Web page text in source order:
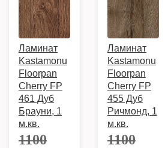
Ламинат
Kastamonu
Floorpan
Cherry FP
461 Дуб
Брауни, 1
м.кв.
1100
Ламинат
Kastamonu
Floorpan
Cherry FP
455 Дуб
Ричмонд, 1
м.кв.
1100